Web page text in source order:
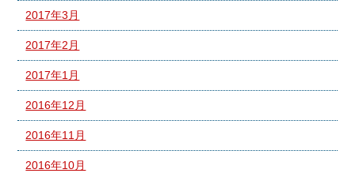
2017年3月
2017年2月
2017年1月
2016年12月
2016年11月
2016年10月